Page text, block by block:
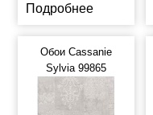
Подробнее
Обои Cassanie
Sylvia 99865